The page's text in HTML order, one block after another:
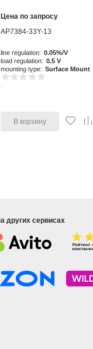
Цена по запросу
AP7384-33Y-13
line regulation: 0.05%/V
load regulation: 0.5 V
mounting type: Surface Mount
В корзину
других сервисах